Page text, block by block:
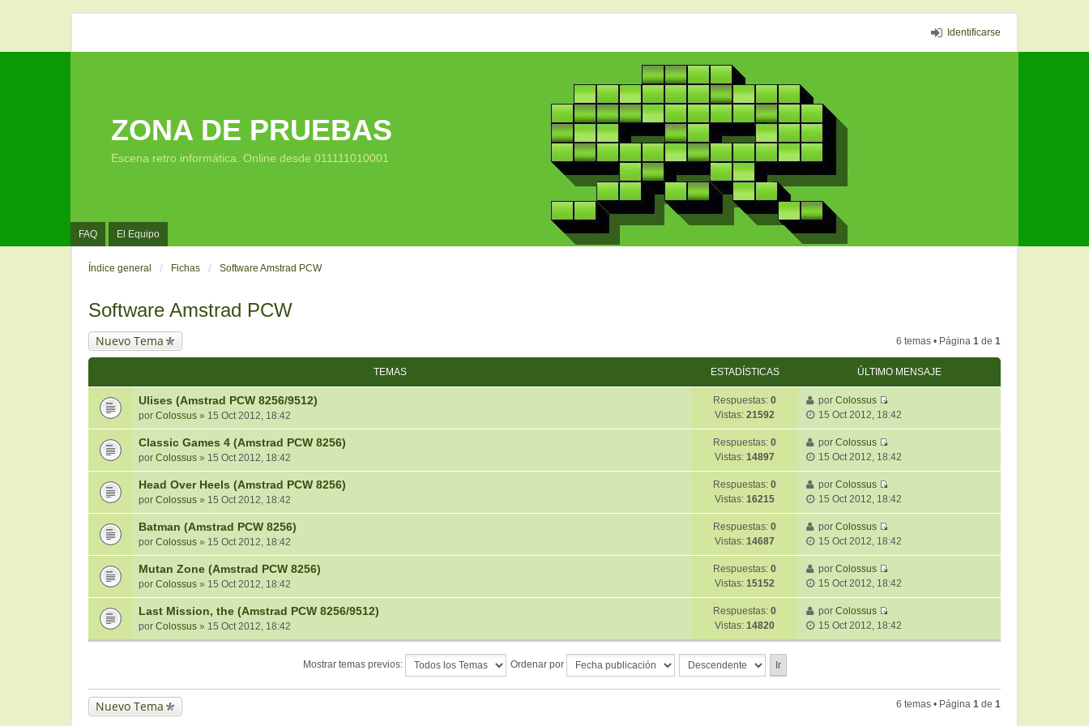
Identificarse
FAQ El Equipo
ZONA DE PRUEBAS
Escena retro informática. Online desde 011111010001
Índice general Fichas Software Amstrad PCW
Software Amstrad PCW
Nuevo Tema 6 temas • Página 1 de 1
TEMAS ESTADÍSTICAS ÚLTIMO MENSAJE
Ulises (Amstrad PCW 8256/9512)
por Colossus » 15 Oct 2012, 18:42
Respuestas: 0
Vistas: 21592
porColossus
V
ú
l
i
m
m
e
s
a
e
15 Oct 2012, 18:42
Classic Games 4 (Amstrad PCW 8256)
por Colossus » 15 Oct 2012, 18:42
Respuestas: 0
Vistas: 14897
porColossus
V
ú
l
i
m
m
e
s
a
15 Oct 2012, 18:42
Head Over Heels (Amstrad PCW 8256)
por Colossus » 15 Oct 2012, 18:42
Respuestas: 0
Vistas: 16215
porColossus
V
ú
l
i
m
m
e
15 Oct 2012, 18:42
Batman (Amstrad PCW 8256)
por Colossus » 15 Oct 2012, 18:42
Respuestas: 0
Vistas: 14687
porColossus
V
ú
l
i
m
15 Oct 2012, 18:42
Mutan Zone (Amstrad PCW 8256)
por Colossus » 15 Oct 2012, 18:42
Respuestas: 0
Vistas: 15152
porColossus
V
ú
l
15 Oct 2012, 18:42
Last Mission, the (Amstrad PCW 8256/9512)
por Colossus » 15 Oct 2012, 18:42
Respuestas: 0
Vistas: 14820
porColossus
V
15 Oct 2012, 18:42
Mostrar temas previos: Ordenar por
Nuevo Tema 6 temas • Página 1 de 1